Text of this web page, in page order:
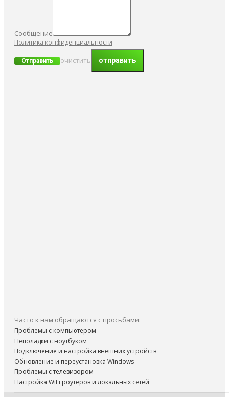
Сообщение
Политика конфиденциальности
Отправить очистить
Часто к нам обращаются с просьбами:
Проблемы с компьютером
Неполадки с ноутбуком
Подключение и настройка внешних устройств
Обновление и переустановка Windows
Проблемы с телевизором
Настройка WiFi роутеров и локальных сетей